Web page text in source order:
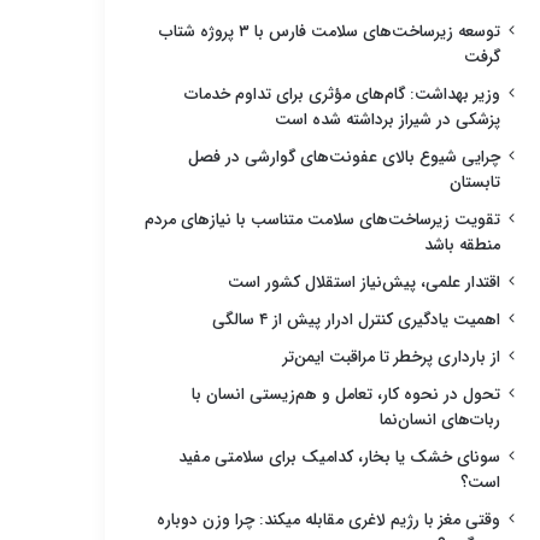
توسعه زیرساخت‌های سلامت فارس با ۳ پروژه شتاب
گرفت
وزیر بهداشت: گام‌های مؤثری برای تداوم خدمات
پزشکی در شیراز برداشته شده است
چرایی شیوع بالای عفونت‌های گوارشی در فصل
تابستان
تقویت زیرساخت‌های سلامت متناسب با نیازهای مردم
منطقه باشد
اقتدار علمی، پیش‌نیاز استقلال کشور است
اهمیت یادگیری کنترل ادرار پیش از ۴ سالگی
از بارداری پرخطر تا مراقبت ایمن‌تر
تحول در نحوه کار، تعامل و هم‌زیستی انسان با
ربات‌های انسان‌نما
سونای خشک یا بخار، کدامیک برای سلامتی مفید
است؟
وقتی مغز با رژیم لاغری مقابله میکند: چرا وزن دوباره